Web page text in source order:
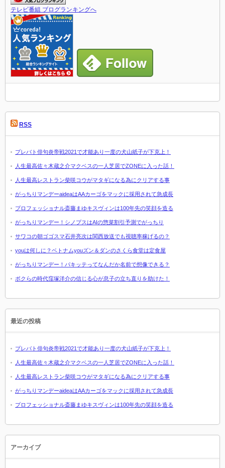
テレビ番組 ブログランキングへ
RSS
プレバト俳句炎帝戦2021で才能あり一度の犬山紙子が下克上！
人生最高佐々木蔵之介マクベスの一人芝居でZONEに入った話！
人生最高レストラン柴咲コウがマタギになる為にクリアする事
がっちりマンデーaideaはAAカーゴをマックに採用されて急成長
プロフェッショナル斎藤まゆキスヴィンは100年先の笑顔を造る
がっちりマンデー！シノプスはAIの惣菜割引予測でがっちり
サワコの朝ゴゴスマ石井亮次は関西放送でも視聴率稼げるの？
youは何しに？ベトナムyouズン＆ダンのさくら食堂は定食屋
がっちりマンデー！パキッテってなんだか名前で想像できる？
ボクらの時代窪塚洋介の信じる心が息子の立ち直りを助けた！
最近の投稿
プレバト俳句炎帝戦2021で才能あり一度の犬山紙子が下克上！
人生最高佐々木蔵之介マクベスの一人芝居でZONEに入った話！
人生最高レストラン柴咲コウがマタギになる為にクリアする事
がっちりマンデーaideaはAAカーゴをマックに採用されて急成長
プロフェッショナル斎藤まゆキスヴィンは100年先の笑顔を造る
アーカイブ